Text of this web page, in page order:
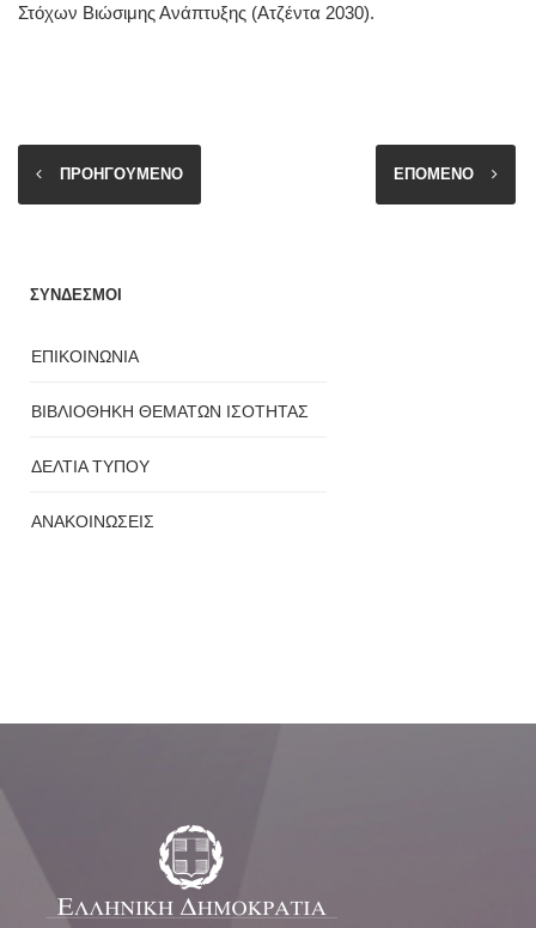
Στόχων Βιώσιμης Ανάπτυξης (Ατζέντα 2030).
ΠΡΟΗΓΟΥΜΕΝΟ ΕΠΟΜΕΝΟ
ΣΥΝΔΕΣΜΟΙ
ΕΠΙΚΟΙΝΩΝΙΑ
ΒΙΒΛΙΟΘΗΚΗ ΘΕΜΑΤΩΝ ΙΣΟΤΗΤΑΣ
ΔΕΛΤΙΑ ΤΥΠΟΥ
ΑΝΑΚΟΙΝΩΣΕΙΣ